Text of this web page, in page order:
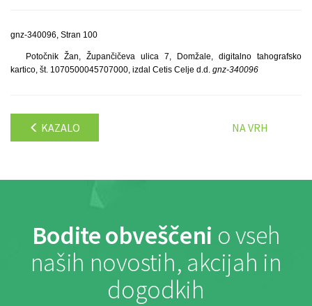
gnz-340096, Stran 100
Potočnik Žan, Župančičeva ulica 7, Domžale, digitalno tahografsko
kartico, št. 1070500045707000, izdal Cetis Celje d.d. gnz-340096
KAZALO NA VRH
Bodite obveščeni o vseh
naših novostih, akcijah in
dogodkih